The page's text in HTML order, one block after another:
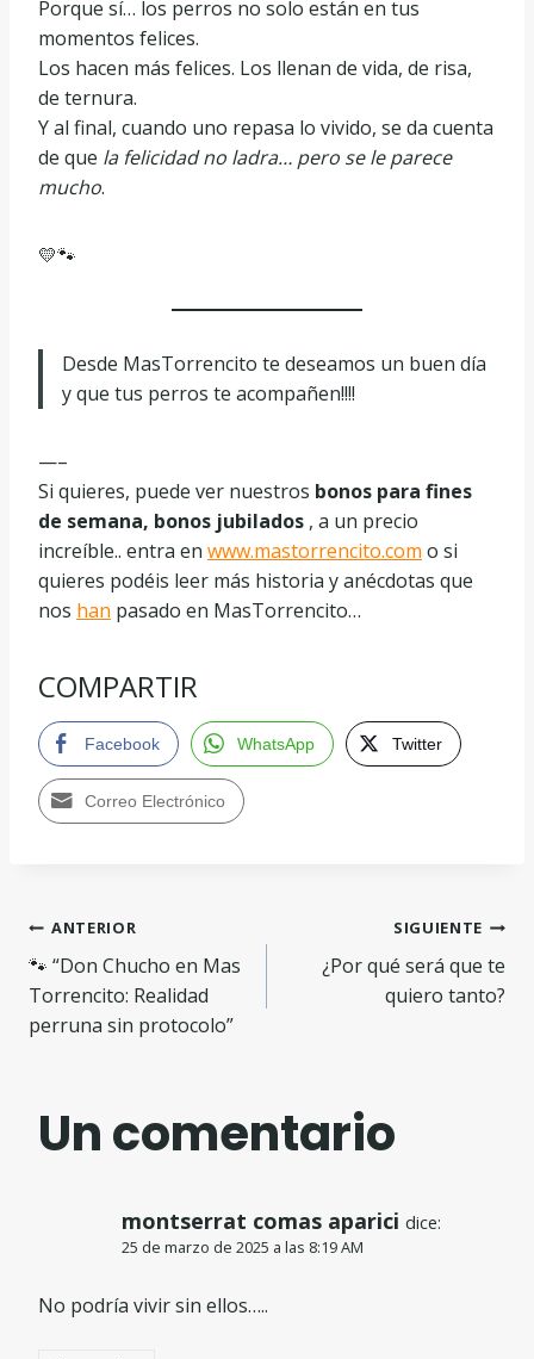
Porque sí… los perros no solo están en tus
momentos felices.
Los hacen más felices. Los llenan de vida, de risa,
de ternura.
Y al final, cuando uno repasa lo vivido, se da cuenta
de que la felicidad no ladra… pero se le parece
mucho.
💛🐾
Desde MasTorrencito te deseamos un buen día
y que tus perros te acompañen!!!!
—–
Si quieres, puede ver nuestros bonos para fines
de semana, bonos jubilados , a un precio
increíble.. entra en www.mastorrencito.com o si
quieres podéis leer más historia y anécdotas que
nos han pasado en MasTorrencito…
COMPARTIR
Facebook WhatsApp Twitter
Correo Electrónico
ANTERIOR
🐾 “Don Chucho en Mas
Torrencito: Realidad
perruna sin protocolo”
SIGUIENTE
¿Por qué será que te
quiero tanto?
Un comentario
montserrat comas aparici dice:
25 de marzo de 2025 a las 8:19 AM
No podría vivir sin ellos…..